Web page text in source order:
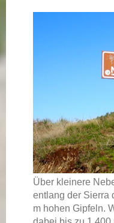
Über kleinere
entlang der Sierra
m hohen Gipfeln.